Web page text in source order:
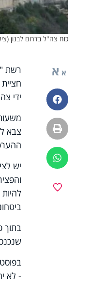
כוח צה"ל בדרום לבנון
א א
פייסבוק
הדפסה
ווטסאפ
רשת
ידי
צבא
יש
בתוך
- לא